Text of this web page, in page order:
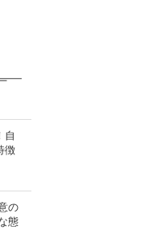
自
徴
の
態